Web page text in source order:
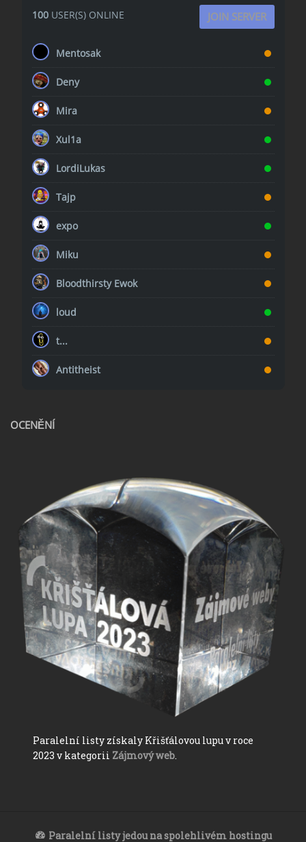
100USER(S) ONLINE JOIN SERVER
Mentosak
Deny
Mira
Xul1a
LordiLukas
Tajp
expo
Miku
Bloodthirsty Ewok
loud
t...
Antitheist
OCENĚNÍ
Paralelní listy získaly Křišťálovou lupu v roce
2023 v kategorii Zájmový web.
Paralelní listy jedou na spolehlivém hostingu